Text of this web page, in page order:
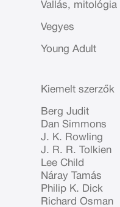
Vallás, mitológia
Vegyes
Young Adult
Kiemelt szerzők
Berg Judit
Dan Simmons
J. K. Rowling
J. R. R. Tolkien
Lee Child
Náray Tamás
Philip K. Dick
Richard Osman